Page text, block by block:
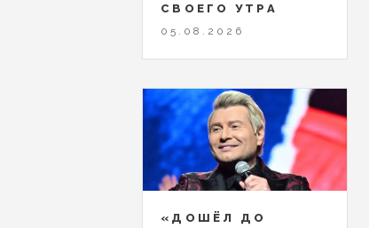
СВОЕГО УТРА
05.08.2026
«ДОШЁЛ ДО